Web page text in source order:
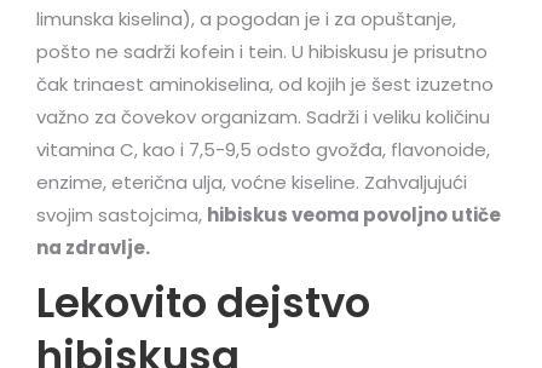
limunska kiselina), a pogodan je i za opuštanje,
pošto ne sadrži kofein i tein. U hibiskusu je prisutno
čak trinaest aminokiselina, od kojih je šest izuzetno
važno za čovekov organizam. Sadrži i veliku količinu
vitamina C, kao i 7,5-9,5 odsto gvožđa, flavonoide,
enzime, eterična ulja, voćne kiseline. Zahvaljujući
svojim sastojcima, hibiskus veoma povoljno utiče
na zdravlje.
Lekovito dejstvo
hibiskusa